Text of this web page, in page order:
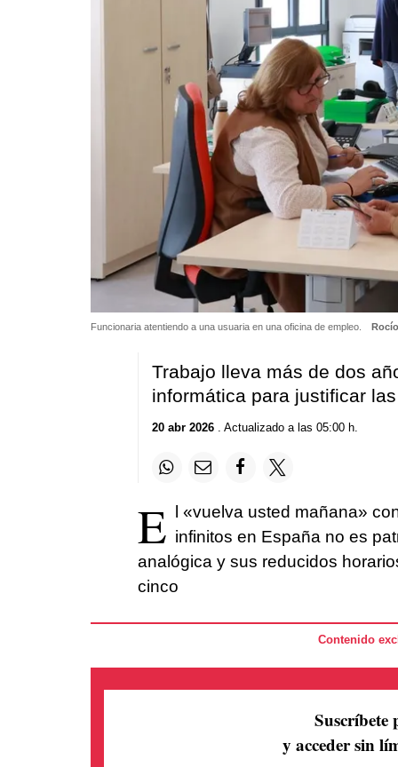
Funcionaria atentiendo a una usuaria en una oficina de empleo.
Trabajo lleva más de dos
informática para justificar
20 abr 2026. Actualizado a las 05:00 h.
E l «vuelva usted mañana»
infinitos en España no es
analógica y sus reducidos
cinco
Contenido
Suscríbete
y acceder sin